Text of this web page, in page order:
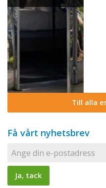
Till alla
Få vårt nyhetsbrev